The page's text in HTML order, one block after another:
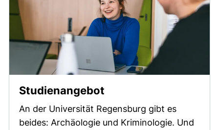
Studienangebot
An der Universität Regensburg gibt es
beides: Archäologie und Kriminologie. Und